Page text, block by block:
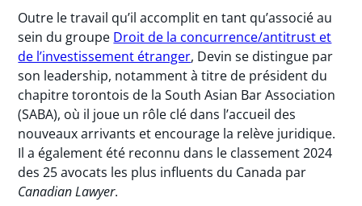
Outre le travail qu’il accomplit en tant qu’associé au
sein du groupe Droit de la concurrence/antitrust et
de l’investissement étranger, Devin se distingue par
son leadership, notamment à titre de président du
chapitre torontois de la South Asian Bar Association
(SABA), où il joue un rôle clé dans l’accueil des
nouveaux arrivants et encourage la relève juridique.
Il a également été reconnu dans le classement 2024
des 25 avocats les plus influents du Canada par
Canadian Lawyer.